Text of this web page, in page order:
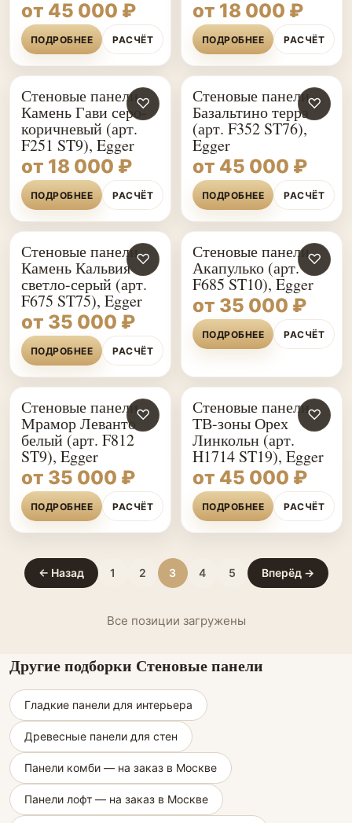
от 45 000 ₽
ПОДРОБНЕЕ РАСЧЁТ
от 18 000 ₽
ПОДРОБНЕЕ РАСЧЁТ
♡
Стеновые панели
Камень Гави серо-
коричневый (арт.
F251 ST9), Egger
от 18 000 ₽
ПОДРОБНЕЕ РАСЧЁТ
♡
Стеновые панели
Базальтино терра
(арт. F352 ST76),
Egger
от 45 000 ₽
ПОДРОБНЕЕ РАСЧЁТ
♡
Стеновые панели
Камень Кальвия
светло-серый (арт.
F675 ST75), Egger
от 35 000 ₽
ПОДРОБНЕЕ РАСЧЁТ
♡
Стеновые панели
Акапулько (арт.
F685 ST10), Egger
от 35 000 ₽
ПОДРОБНЕЕ РАСЧЁТ
♡
Стеновые панели
Мрамор Леванто
белый (арт. F812
ST9), Egger
от 35 000 ₽
ПОДРОБНЕЕ РАСЧЁТ
♡
Стеновые панели
ТВ-зоны Орех
Линкольн (арт.
H1714 ST19), Egger
от 45 000 ₽
ПОДРОБНЕЕ РАСЧЁТ
← Назад 1 2 3 4 5 Вперёд →
Все позиции загружены
Другие подборки Стеновые панели
Гладкие панели для интерьера
Древесные панели для стен
Панели комби — на заказ в Москве
Панели лофт — на заказ в Москве